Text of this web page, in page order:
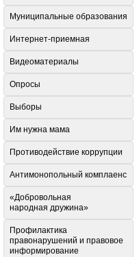
Муниципальные образования
Интернет-приемная
Видеоматериалы
Опросы
Выборы
Им нужна мама
Противодействие коррупции
Антимонопольный комплаенс
«Добровольная
народная дружина»
Профилактика
правонарушений и правовое
информирование